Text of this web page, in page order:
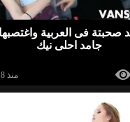
BellaWow منذ 2 سنة
إليهم
منذ 2 سنة
فى العربية واغتصبها
جامد احلى نيك
منذ 8 سنة